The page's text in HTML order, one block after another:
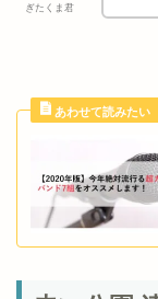
ぎたくま君